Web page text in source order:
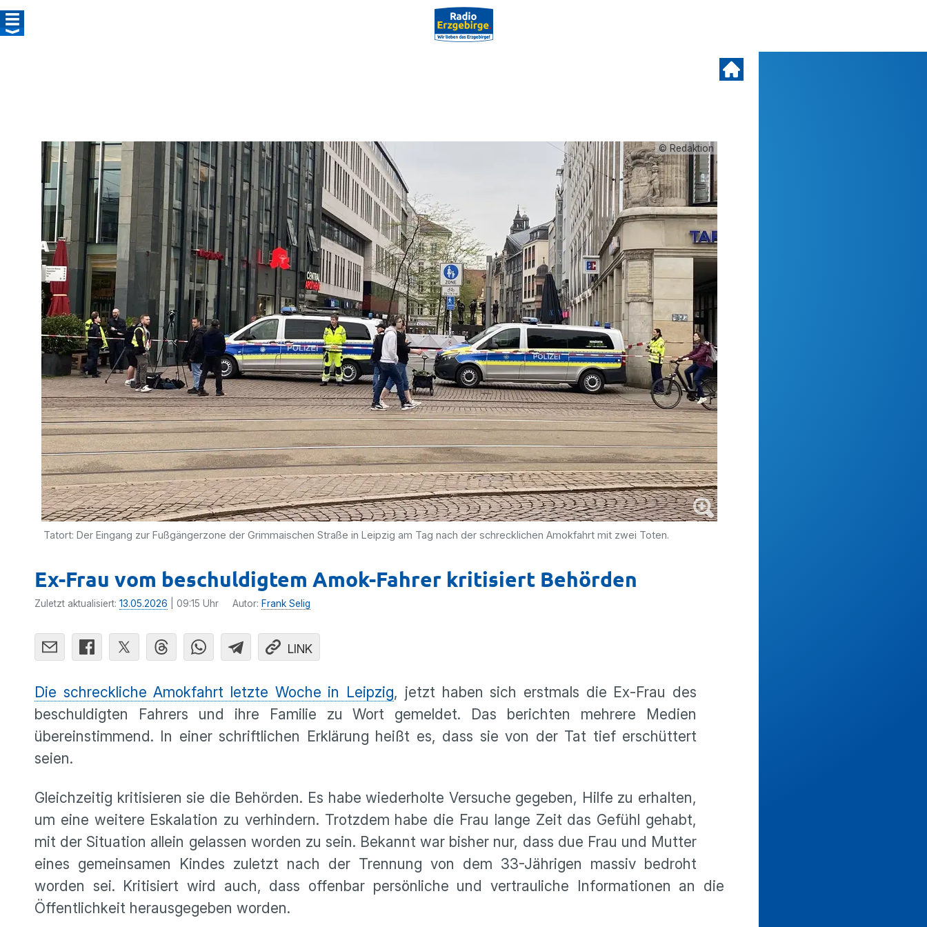
© Redaktion
Tatort: Der Eingang zur Fußgängerzone der Grimmaischen Straße in Leipzig am Tag nach der schrecklichen Amokfahrt mit zwei Toten.
Ex-Frau vom beschuldigtem Amok-Fahrer kritisiert Behörden
Zuletzt aktualisiert: 13.05.2026 | 09:15 Uhr Autor: Frank Selig
LINK
Die schreckliche Amokfahrt letzte Woche in Leipzig, jetzt haben sich erstmals die Ex-Frau des
beschuldigten Fahrers und ihre Familie zu Wort gemeldet. Das berichten mehrere Medien
übereinstimmend. In einer schriftlichen Erklärung heißt es, dass sie von der Tat tief erschüttert
seien.
Gleichzeitig kritisieren sie die Behörden. Es habe wiederholte Versuche gegeben, Hilfe zu erhalten,
um eine weitere Eskalation zu verhindern. Trotzdem habe die Frau lange Zeit das Gefühl gehabt,
mit der Situation allein gelassen worden zu sein. Bekannt war bisher nur, dass due Frau und Mutter
eines gemeinsamen Kindes zuletzt nach der Trennung von dem 33-Jährigen massiv bedroht
worden sei. Kritisiert wird auch, dass offenbar persönliche und vertrauliche Informationen an die
Öffentlichkeit herausgegeben worden.